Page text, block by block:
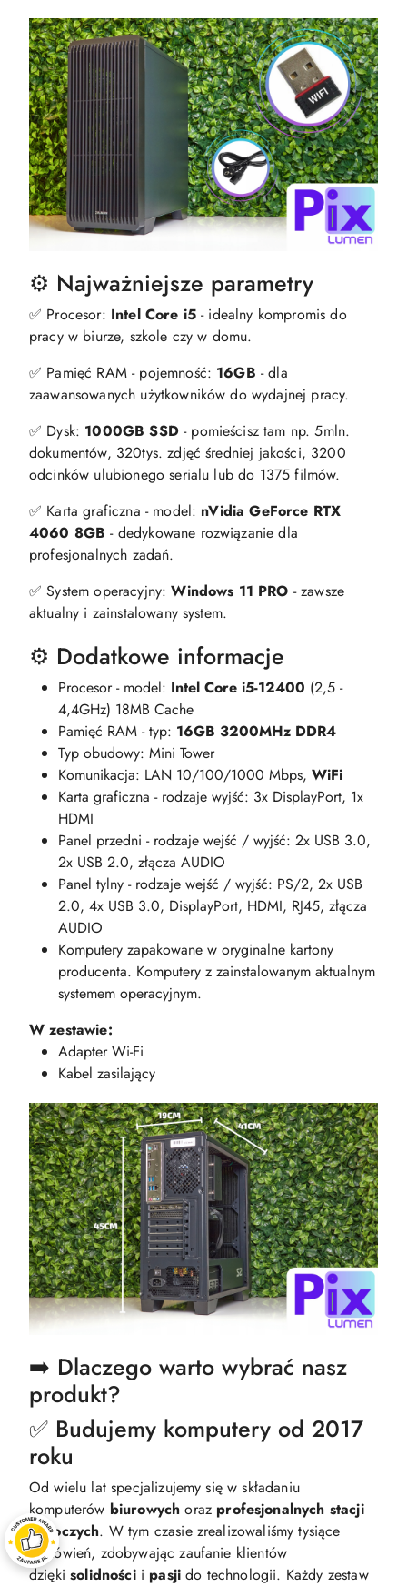
⚙️ Najważniejsze parametry
✅ Procesor: Intel Core i5 - idealny kompromis do
pracy w biurze, szkole czy w domu.
✅ Pamięć RAM - pojemność: 16GB - dla
zaawansowanych użytkowników do wydajnej pracy.
✅ Dysk: 1000GB SSD- pomieścisz tam np. 5mln.
dokumentów, 320tys. zdjęć średniej jakości, 3200
odcinków ulubionego serialu lub do 1375 filmów.
✅ Karta graficzna - model: nVidia GeForce RTX
4060 8GB- dedykowane rozwiązanie dla
profesjonalnych zadań.
✅ System operacyjny:Windows 11 PRO - zawsze
aktualny i zainstalowany system.
⚙️ Dodatkowe informacje
Procesor - model: Intel Core i5-12400 (2,5 -
4,4GHz) 18MB Cache
Pamięć RAM - typ: 16GB 3200MHz DDR4
Typ obudowy: Mini Tower
Komunikacja: LAN 10/100/1000 Mbps, WiFi
Karta graficzna - rodzaje wyjść: 3x DisplayPort, 1x
HDMI
Panel przedni - rodzaje wejść / wyjść: 2x USB 3.0,
2x USB 2.0, złącza AUDIO
Panel tylny - rodzaje wejść / wyjść: PS/2, 2x USB
2.0, 4x USB 3.0, DisplayPort, HDMI, RJ45, złącza
AUDIO
Komputery zapakowane w oryginalne kartony
producenta. Komputery z zainstalowanym aktualnym
systemem operacyjnym.
W zestawie:
Adapter Wi-Fi
Kabel zasilający
➡️ Dlaczego warto wybrać nasz
produkt?
✅ Budujemy komputery od 2017
roku
Od wielu lat specjalizujemy się w składaniu
komputerów biurowych oraz profesjonalnych stacji
roboczych. W tym czasie zrealizowaliśmy tysiące
zamówień, zdobywając zaufanie klientów
dziękisolidnościi pasji do technologii. Każdy zestaw